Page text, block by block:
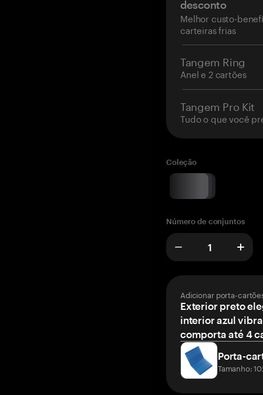
desconto
Melhor custo-
carteiras frias
Tangem Ring
Anel e 2 cartões
Tangem Pro Kit
Tudo o que você
Coleção
Número de conjuntos
Adicionar porta-
Exterior preto
interior azul
comporta até 4
Porta-
Tamanho: